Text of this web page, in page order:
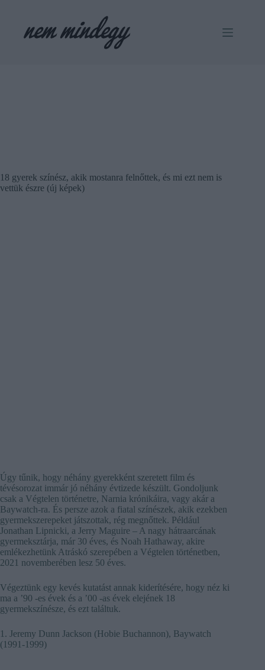
18 gyerek színész, akik mostanra felnőttek, és mi ezt nem is
vettük észre (új képek)
Úgy tűnik, hogy néhány gyerekként szeretett film és
tévésorozat immár jó néhány évtizede készült. Gondoljunk
csak a Végtelen történetre, Narnia krónikáira, vagy akár a
Baywatch-ra. És persze azok a fiatal színészek, akik ezekben
gyermekszerepeket játszottak, rég megnőttek. Például
Jonathan Lipnicki, a Jerry Maguire – A nagy hátraarcának
gyermeksztárja, már 30 éves, és Noah Hathaway, akire
emlékezhetünk Atráskó szerepében a Végtelen történetben,
2021 novemberében lesz 50 éves.
Végeztünk egy kevés kutatást annak kiderítésére, hogy néz ki
ma a ’90 -es évek és a ’00 -as évek elejének 18
gyermekszínésze, és ezt találtuk.
1. Jeremy Dunn Jackson (Hobie Buchannon), Baywatch
(1991-1999)